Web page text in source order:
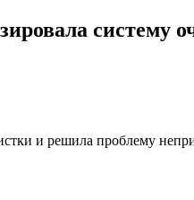
систему
и решила проблему